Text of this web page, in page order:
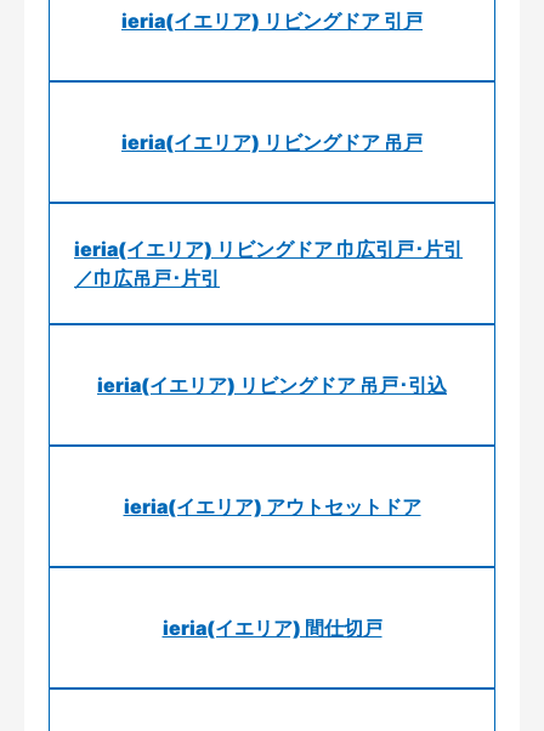
ieria(イエリア) リビングドア 引戸
ieria(イエリア) リビングドア 吊戸
ieria(イエリア) リビングドア 巾広引戸･片引
／巾広吊戸･片引
ieria(イエリア) リビングドア 吊戸･引込
ieria(イエリア) アウトセットドア
ieria(イエリア) 間仕切戸